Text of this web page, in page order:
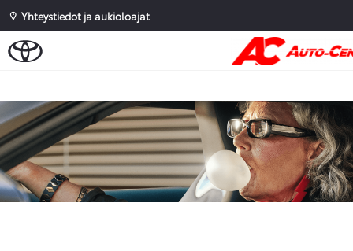
Yhteystiedot ja aukioloajat